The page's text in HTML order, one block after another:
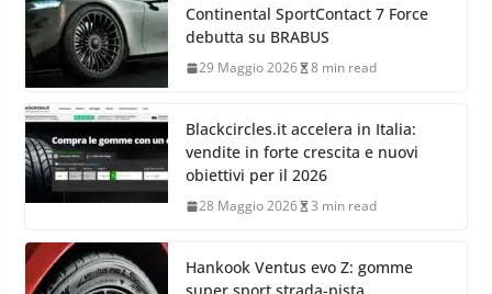
Continental SportContact 7 Force
debutta su BRABUS
29 Maggio 2026 8 min read
Blackcircles.it accelera in Italia:
vendite in forte crescita e nuovi
obiettivi per il 2026
28 Maggio 2026 3 min read
Hankook Ventus evo Z: gomme